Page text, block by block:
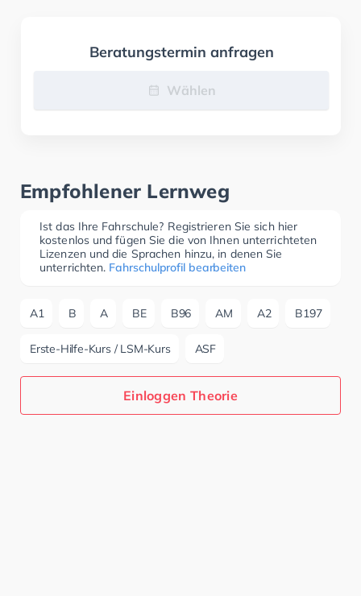
Beratungstermin anfragen
Wählen
Empfohlener Lernweg
Ist das Ihre Fahrschule? Registrieren Sie sich hier
kostenlos und fügen Sie die von Ihnen unterrichteten
Lizenzen und die Sprachen hinzu, in denen Sie
unterrichten. Fahrschulprofil bearbeiten
A1 B A BE B96 AM A2 B197
Erste-Hilfe-Kurs / LSM-Kurs ASF
Einloggen Theorie